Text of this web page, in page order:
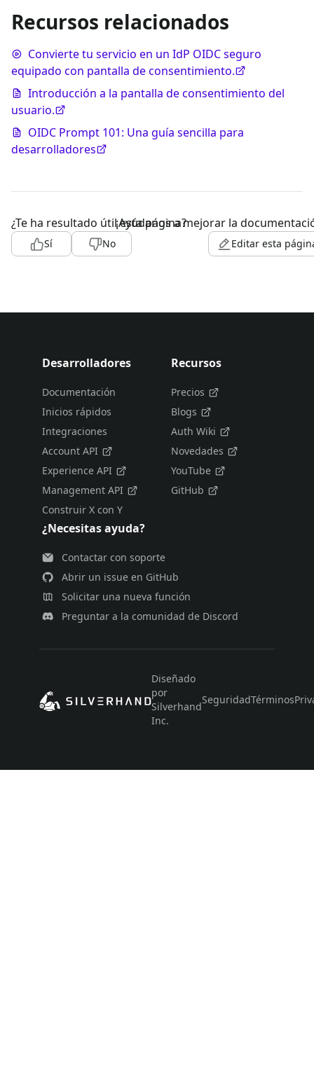
Recursos relacionados
Convierte tu servicio en un IdP OIDC seguro
equipado con pantalla de consentimiento.
Introducción a la pantalla de consentimiento del
usuario.
OIDC Prompt 101: Una guía sencilla para
desarrolladores
¿Te ha resultado útil esta página?
Sí No
¡Ayúdanos a mejorar la
Editar esta
Desarrolladores
Documentación
Inicios rápidos
Integraciones
Account API
Experience API
Management API
Construir X con Y
Recursos
Precios
Blogs
Auth Wiki
Novedades
YouTube
GitHub
¿Necesitas ayuda?
Contactar con soporte
Abrir un issue en GitHub
Solicitar una nueva función
Preguntar a la comunidad de Discord
Diseñado
por
Silverhand
Inc.
SeguridadTérminos